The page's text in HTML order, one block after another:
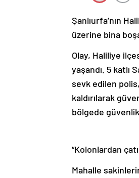
Şanlıurfa’nın
üzerine bina
Olay, Haliliye
yaşandı. 5 katlı
sevk edilen
kaldırılarak
bölgede
“Kolonlardan
Mahalle